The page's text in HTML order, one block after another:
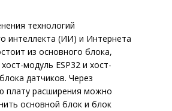
технологий
интеллекта (ИИ) и Интернета
из основного блока,
модуль ESP32 и хост-
датчиков. Через
плату расширения можно
основной блок и блок
ПРОМЫШЛЕННАЯ